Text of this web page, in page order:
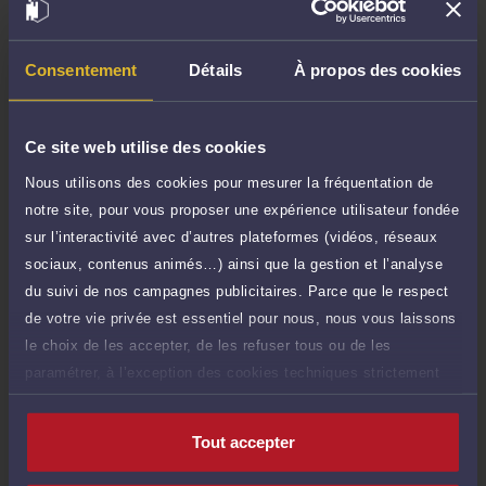
Consentement Détails À propos des cookies
Ce site web utilise des cookies
Nous utilisons des cookies pour mesurer la fréquentation de
notre site, pour vous proposer une expérience utilisateur fondée
sur l’interactivité avec d’autres plateformes (vidéos, réseaux
sociaux, contenus animés…) ainsi que la gestion et l’analyse
du suivi de nos campagnes publicitaires. Parce que le respect
de votre vie privée est essentiel pour nous, nous vous laissons
le choix de les accepter, de les refuser tous ou de les
paramétrer, à l’exception des cookies techniques strictement
nécessaires au fonctionnement du site.
Tout accepter
Demander un rappel
Question simple
de 1.000 caractères)
25 €
Poser une question
Consultation écrite
Etude de votre dossier + possibilité
d'ajout d'une pièce jointe
150 €
TTC
Consulter par écrit
Compétences